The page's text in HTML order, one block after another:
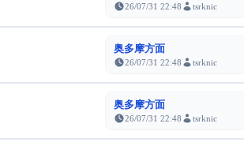
26/07/31 22:48 tsrknic
奥多摩方面
26/07/31 22:48 tsrknic
奥多摩方面
26/07/31 22:48 tsrknic